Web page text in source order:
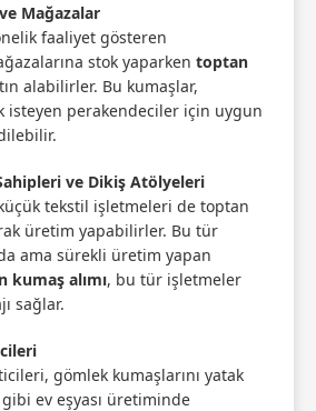
Mağazalar
faaliyet gösteren
stok yaparken toptan
alabilirler. Bu kumaşlar,
perakendeciler için uygun
ve Dikiş Atölyeleri
tekstil işletmeleri de toptan
üretim yapabilirler. Bu tür
ama sürekli üretim yapan
kumaş alımı, bu tür işletmeler
sağlar.
gömlek kumaşlarını yatak
gibi ev eşyası üretiminde